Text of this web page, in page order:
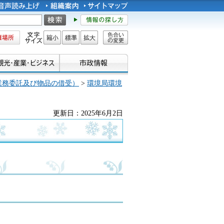
文字サイズ
縮小 標準 拡大
色合い
委託及び物品の借受） > 環境局環境
更新日：2025年6月2日